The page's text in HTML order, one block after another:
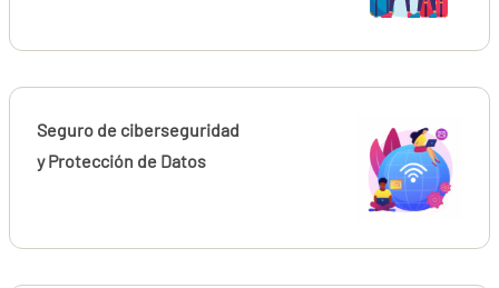
Seguro de ciberseguridad
y Protección de Datos